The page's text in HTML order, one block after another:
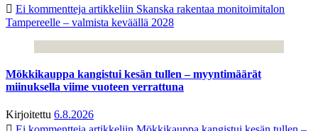
Ei kommentteja artikkeliin Skanska rakentaa monitoimitalon
Tampereelle – valmista keväällä 2028
Mökkikauppa kangistui kesän tullen – myyntimäärät
miinuksella viime vuoteen verrattuna
Kirjoitettu 6.8.2026